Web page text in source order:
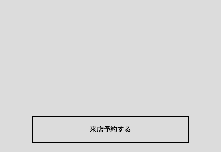
来店予約する